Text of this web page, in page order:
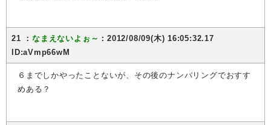
21 ：なまえないよぉ～ ：2012/08/09(木) 16:05:32.17
ID:aVmp66wM
６までしかやったことないが、その後のナンバリングでおすす
めある？